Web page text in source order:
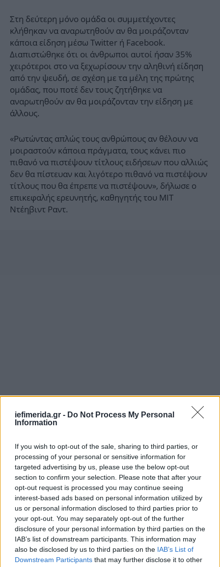
iefimerida.gr - Do Not Process My Personal
Information
If you wish to opt-out of the sale, sharing to third parties, or
processing of your personal or sensitive information for
targeted advertising by us, please use the below opt-out
section to confirm your selection. Please note that after your
opt-out request is processed you may continue seeing
interest-based ads based on personal information utilized by
us or personal information disclosed to third parties prior to
your opt-out. You may separately opt-out of the further
disclosure of your personal information by third parties on the
IAB’s list of downstream participants. This information may
also be disclosed by us to third parties on the IAB’s List of
Downstream Participants that may further disclose it to other
Στη δεύτερη μόνο ομάδα οι συμμετέχοντες
κλήθηκαν να αναρωτηθούν αν θα μοιράζονταν
κάποια είδηση μέσω Twitter ή Facebook.
Διαπιστώθηκε ότι οι άνθρωποι αυτοί ήσαν 35%
χειρότεροι στο να ξεχωρίσουν την αληθινή είδηση
από την ψευδή, σε σχέση με τα μέλη της πρώτης
ομάδας, που ποτέ δεν τους ζητήθηκε να
αναρωτηθούν αν θα μοιράζονταν την είδηση με
άλλους.
«Ρωτώντας απλώς τους ανθρώπους αν θέλουν να
μοιραστούν κάποια πράγματα, τους κάνει πιο
πιθανό να πιστέψουν τίτλους ειδήσεων που αλλιώς
δεν θα πίστευαν και λιγότερο πιθανό να πιστέψουν
τίτλους που θα έπρεπε να πιστέψουν», δήλωσε ο
επικεφαλής ερευνητής, καθηγητής του ΜΙΤ
Ντέηβιντ Ραντ.